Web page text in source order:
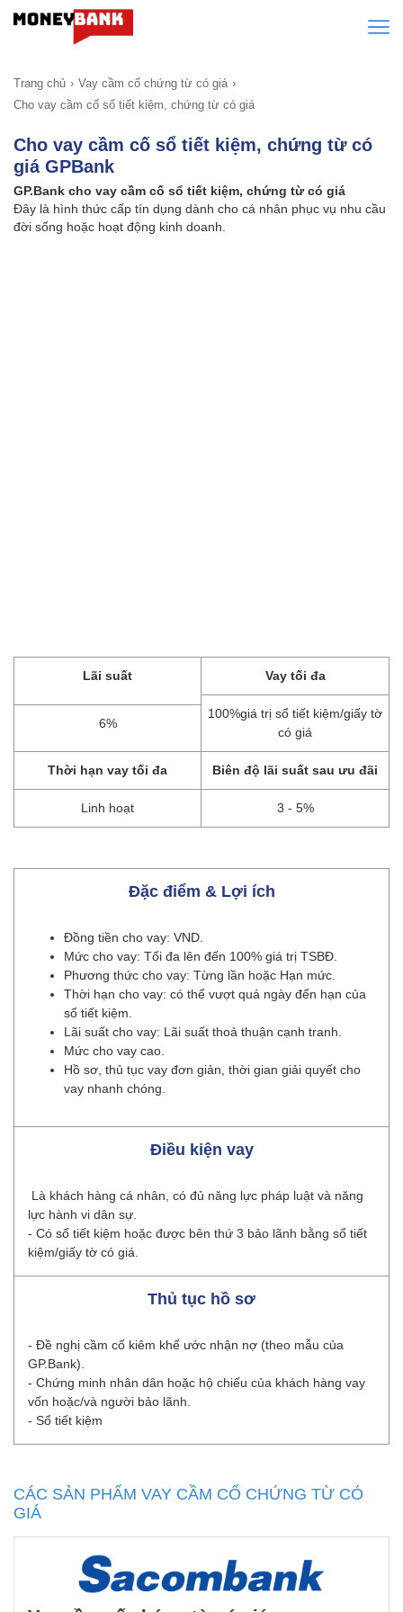
Trang chủ
Vay cầm cố chứng từ có giá
Cho vay cầm cố sổ tiết kiệm, chứng từ có giá
Cho vay cầm cố sổ tiết kiệm, chứng từ có
giá GPBank
GP.Bank cho vay cầm cố sổ tiết kiệm, chứng từ có giá
Đây là hình thức cấp tín dụng dành cho cá nhân phục vụ nhu cầu
đời sống hoặc hoạt động kinh doanh.
Lãi suất
6%
Vay tối đa
100%giá trị sổ tiết kiệm/giấy tờ
có giá
Thời hạn vay tối đa
Linh hoạt
Biên độ lãi suất sau ưu đãi
3 - 5%
Đặc điểm & Lợi ích
Đồng tiền cho vay: VND.
Mức cho vay: Tối đa lên đến 100% giá trị TSBĐ.
Phương thức cho vay: Từng lần hoặc Hạn mức.
Thời hạn cho vay: có thể vượt quá ngày đến hạn của
sổ tiết kiệm.
Lãi suất cho vay: Lãi suất thoả thuận cạnh tranh.
Mức cho vay cao.
Hồ sơ, thủ tục vay đơn giản, thời gian giải quyết cho
vay nhanh chóng.
Điều kiện vay
Là khách hàng cá nhân, có đủ năng lực pháp luật và năng
lực hành vi dân sự.
- Có sổ tiết kiệm hoặc được bên thứ 3 bảo lãnh bằng sổ tiết
kiệm/giấy tờ có giá.
Thủ tục hồ sơ
- Đề nghị cầm cố kiêm khế ước nhận nợ (theo mẫu của
GP.Bank).
- Chứng minh nhân dân hoặc hộ chiếu của khách hàng vay
vốn hoặc/và người bảo lãnh.
- Sổ tiết kiệm
CÁC SẢN PHẨM VAY CẦM CỐ CHỨNG TỪ CÓ
GIÁ